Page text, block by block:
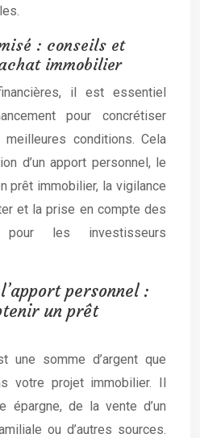
: conseils et
immobilier
il est essentiel
pour concrétiser
conditions. Cela
d’un apport personnel, le
prêt immobilier, la vigilance
et la prise en compte des
les investisseurs
personnel :
un prêt
une somme d’argent que
votre projet immobilier. Il
épargne, de la vente d’un
ou d’autres sources.